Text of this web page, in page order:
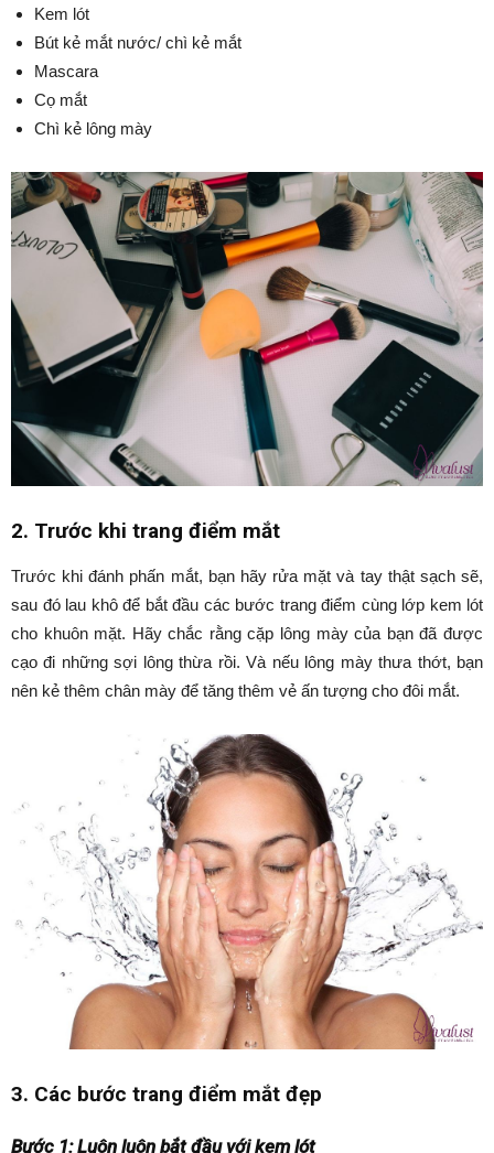
Kem lót
Bút kẻ mắt nước/ chì kẻ mắt
Mascara
Cọ mắt
Chì kẻ lông mày
2. Trước khi trang điểm mắt
Trước khi đánh phấn mắt, bạn hãy rửa mặt và tay thật sạch sẽ,
sau đó lau khô để bắt đầu các bước trang điểm cùng lớp kem lót
cho khuôn mặt. Hãy chắc rằng cặp lông mày của bạn đã được
cạo đi những sợi lông thừa rồi. Và nếu lông mày thưa thớt, bạn
nên kẻ thêm chân mày để tăng thêm vẻ ấn tượng cho đôi mắt.
3. Các bước trang điểm mắt đẹp
Bước 1: Luôn luôn bắt đầu với kem lót